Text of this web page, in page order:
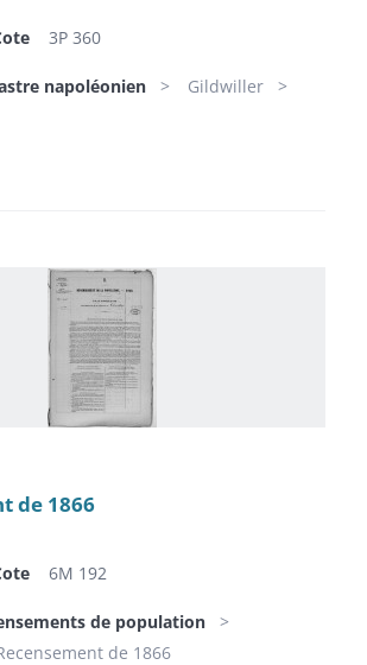
3P 360
napoléonien
Gildwiller
de 1866
6M 192
de population
de 1866